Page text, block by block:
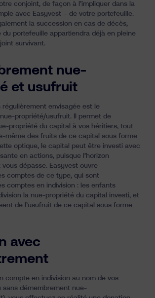
conjoint, de façon à l’impliquer dans la
avec Easyvest – de votre portefeuille.
la succession en cas de décès,
du portefeuille appartiendra déjà en pleine
survivant.
nue-
et usufruit
régulièrement envisagée est le
propriété/usufruit. Il permet de
propriété du capital à vos héritiers, tout
même des fruits de ce capital sous forme
optique, le capital peut être investi avec
en actions, puisque l’horizon
vous dépasse. Easyvest ouvre
comptes de ce type, qui sont
comptes en indivision : les enfants
la nue-propriété du capital investi, et
de l’usufruit de ce capital sous forme
avec
compte en indivision au nom de vos
sans démembrement nue-